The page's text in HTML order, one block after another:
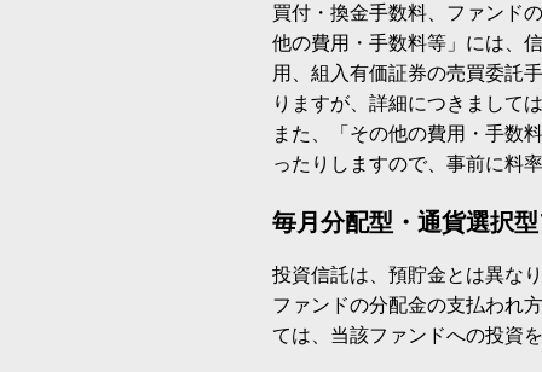
買付・換金手数料、ファンド
他の費用・手数料等」には、
用、組入有価証券の売買委託
りますが、詳細につきまして
また、「その他の費用・手数
ったりしますので、事前に料
毎月分配型・通貨選択
投資信託は、預貯金とは異な
ファンドの分配金の支払われ
ては、当該ファンドへの投資